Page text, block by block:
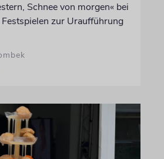
Schnee von morgen« bei
zur Uraufführung